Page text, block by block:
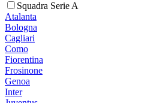
Squadra Serie A
Atalanta
Bologna
Cagliari
Como
Fiorentina
Frosinone
Genoa
Inter